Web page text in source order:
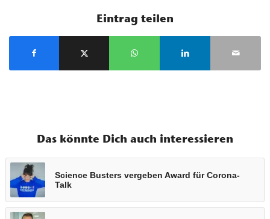
Eintrag teilen
Das könnte Dich auch interessieren
Science Busters vergeben Award für Corona-
Talk